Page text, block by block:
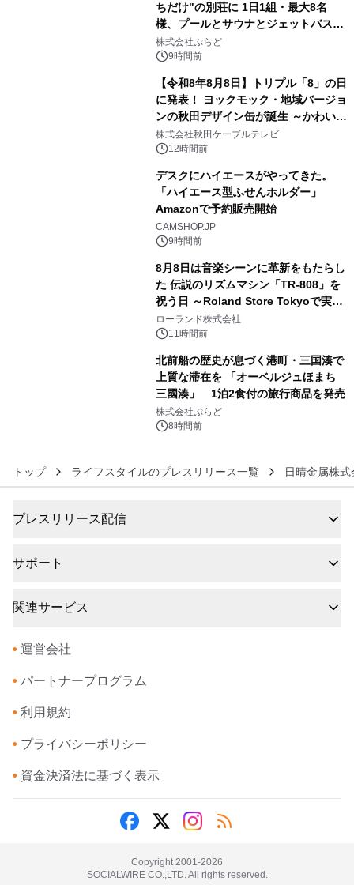
ちだけ"の別荘に 1日1組・最大8名
様、プールとサウナとジェットバス付
きで Villa Mon Temps AWAJIの連泊
素泊りプラン
株式会社ぷらど
9時間前
【令和8年8月8日】トリプル「8」の日
に発表！ ヨックモック・地域バージョ
ンの秋田デザイン缶が誕生 ～かわいい
秋田犬の子犬と秋田の四季と名所を巡
るパッケージ～ 9月1日(火)秋田県内で
株式会社秋田ケーブルテレビ
12時間前
デスクにハイエースがやってきた。
「ハイエース型ふせんホルダー」
Amazonで予約販売開始
CAMSHOP.JP
9時間前
8月8日は音楽シーンに革新をもたらし
た 伝説のリズムマシン「TR-808」を
祝う日 ～Roland Store Tokyoで実機
を展示しての 記念キャンペーンを開
催 英国ラジオ「NTS」の 特別プログ
ラムや、「TR-808」を愛する伝説的
アーティストを フィーチャーしたアニ
メーションを公開～
ローランド株式会社
11時間前
北前船の歴史が息づく港町・三国湊で
上質な滞在を 「オーベルジュほまち
三國湊」 1泊2食付の旅行商品を発売
株式会社ぷらど
8時間前
トップ ライフスタイルのプレスリリース一覧 日晴金属株式
プレスリリース配信
サポート
関連サービス
• 運営会社
• パートナープログラム
• 利用規約
• プライバシーポリシー
• 資金決済法に基づく表示
Copyright 2001-2026
SOCIALWIRE CO.,LTD. All rights reserved.